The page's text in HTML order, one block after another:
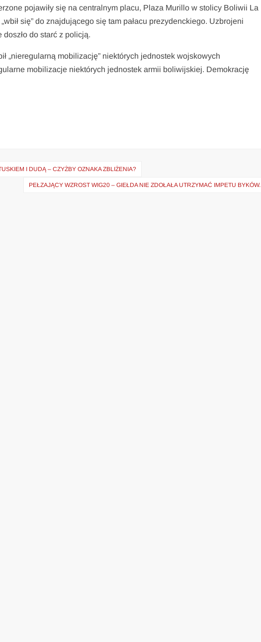
pojawiły się na centralnym placu, Plaza Murillo w stolicy Boliwii La
się” do znajdującego się tam pałacu prezydenckiego. Uzbrojeni
do starć z policją.
„nieregularną mobilizację” niektórych jednostek wojskowych
mobilizacje niektórych jednostek armii boliwijskiej. Demokrację
I DUDĄ – CZYŻBY OZNAKA ZBLIŻENIA?
PEŁZAJĄCY WZROST WIG20 – GIEŁDA NIE ZDOŁAŁA UTRZYMAĆ IMPETU BYKÓW.